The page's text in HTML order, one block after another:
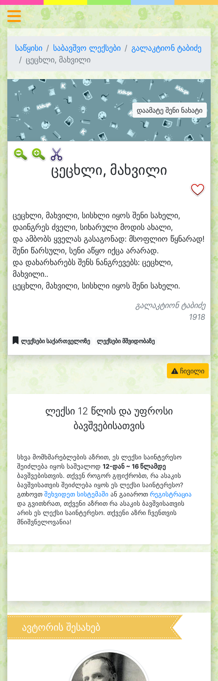
საწყისი საბავშვო ლექსები
გალაკტიონ ტაბიძე
ცეცხლი, მახვილი
დაამატე შენი ნახატი
ცეცხლი, მახვილი
ცეცხლი, მახვილი, სისხლი იყოს შენი სახელი,
დაინგრეს ძველი, სიხარული მოდის ახალი,
და ამბობს ყველას გასაგონად: მსოფლიო წყნარად!
შენი წარსული, სენი აწყო იქცა არარად.
და დახარხარებს შენს ნანგრევებს: ცეცხლი,
მახვილი..
ცეცხლი, მახვილი, სისხლი იყოს შენი სახელი.
გალაკტიონ ტაბიძე
1918
ლექსები საქართველოზე ლექსები მშვიდობაზე
ჩივილი
ლექსი 12 წლის და უფროსი
ბავშვებისათვის
სხვა მომხმარებლების აზრით, ეს ლექსი საინტერესო
შეიძლება იყოს საშუალოდ 12-დან ~ 16 წლამდე
ბავშვებისთვის. თქვენ როგორ გფიქრობთ, რა ასაკის
ბავშვისათვის შეიძლება იყოს ეს ლექსი საინტერესო?
გთხოვთ შეხვიდეთ სისტემაში ან გაიაროთ რეგისტრაცია
და გვითხრათ, თქვენი აზრით რა ასაკის ბავშვისათვის
არის ეს ლექსი საინტერესო. თქვენი აზრი ჩვენთვის
მნიშვნელოვანია!
ავტორის შესახებ